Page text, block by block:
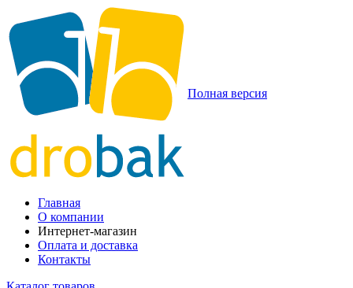
Полная версия
Главная
О компании
Интернет-магазин
Оплата и доставка
Контакты